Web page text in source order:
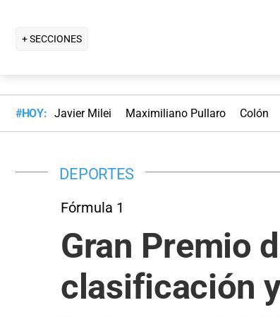
+ SECCIONES
#HOY: Javier Milei Maximiliano Pullaro Colón
DEPORTES
Fórmula 1
Gran Premio
clasificación